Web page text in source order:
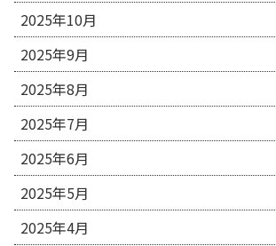
2025年10月
2025年9月
2025年8月
2025年7月
2025年6月
2025年5月
2025年4月